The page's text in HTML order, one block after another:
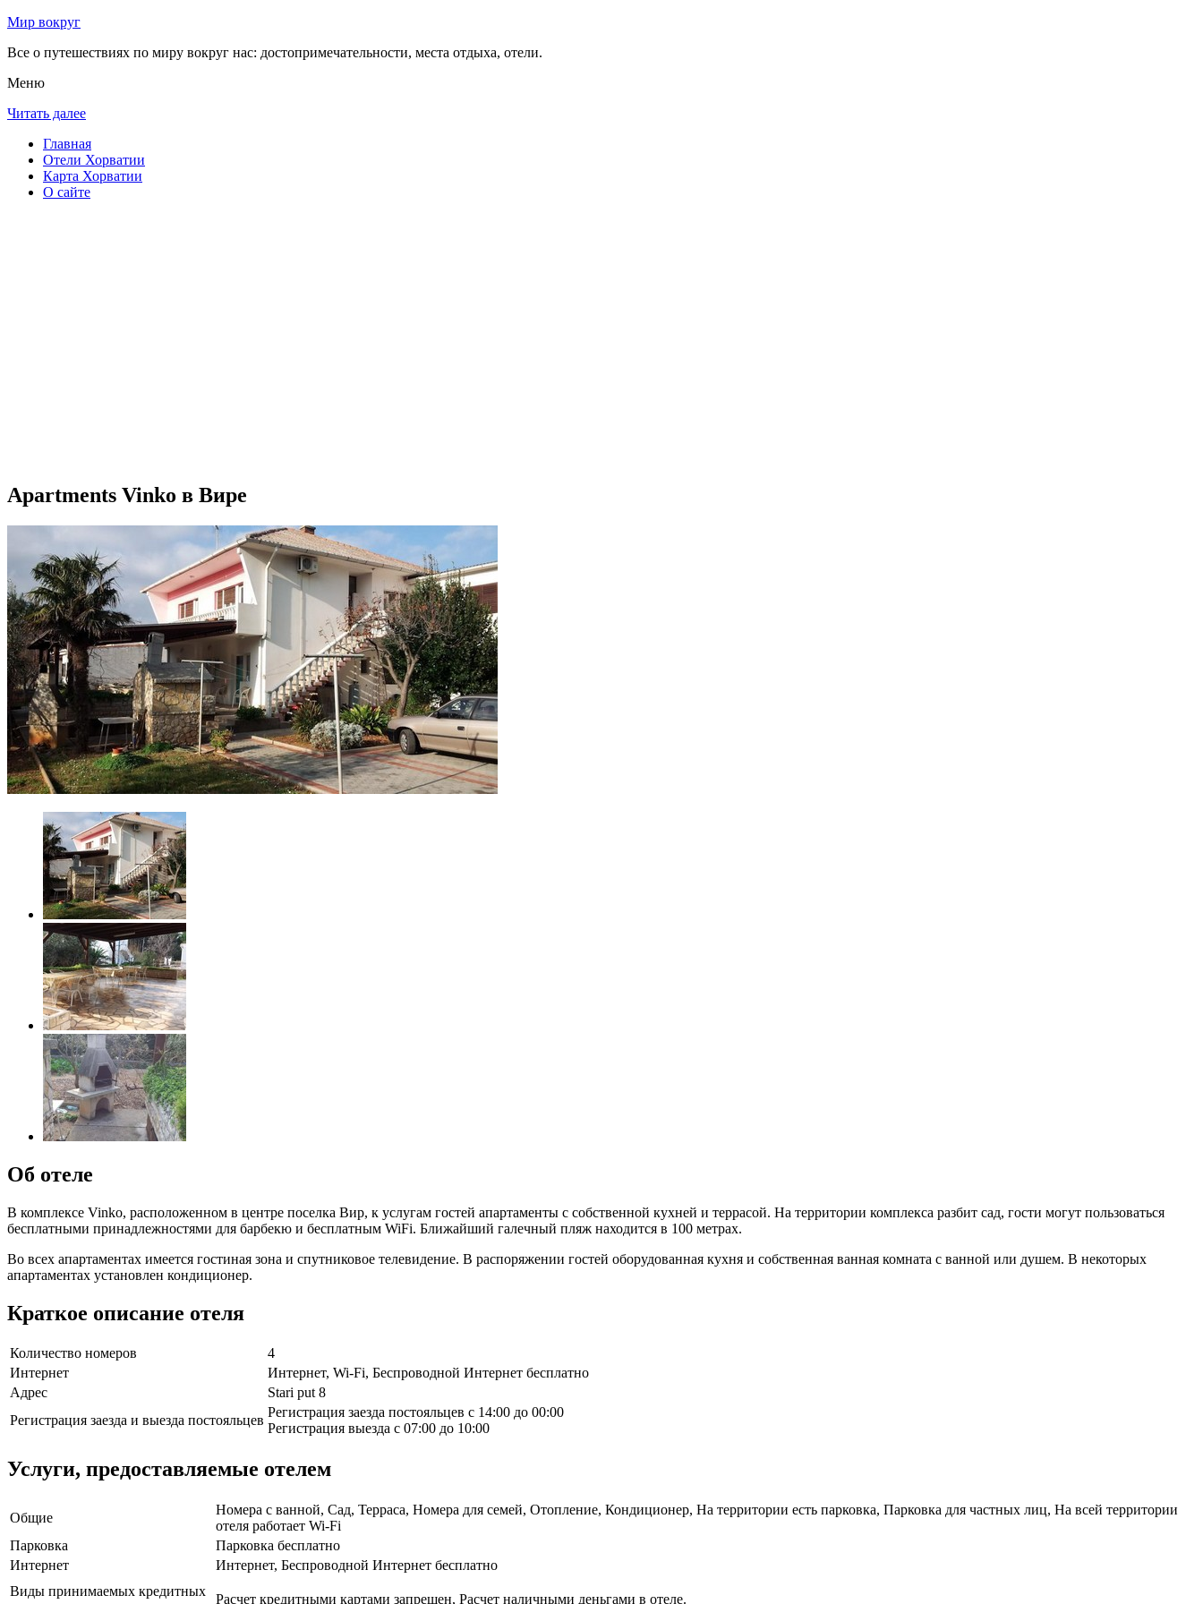
Мир вокруг
Все о путешествиях по миру вокруг нас: достопримечательности, места отдыха, отели.
Меню
Читать далее
Главная
Отели Хорватии
Карта Хорватии
О сайте
Apartments Vinko в Вире
Об отеле
В комплексе Vinko, расположенном в центре поселка Вир, к услугам гостей апартаменты с собственной кухней и террасой. На территории комплекса разбит сад, гости могут пользоваться
бесплатными принадлежностями для барбекю и бесплатным WiFi. Ближайший галечный пляж находится в 100 метрах.
Во всех апартаментах имеется гостиная зона и спутниковое телевидение. В распоряжении гостей оборудованная кухня и собственная ванная комната с ванной или душем. В некоторых
апартаментах установлен кондиционер.
Краткое описание отеля
Количество номеров
4
Интернет
Интернет, Wi-Fi, Беспроводной Интернет бесплатно
Адрес
Stari put 8
Регистрация заезда и выезда постояльцев
Регистрация заезда постояльцев с 14:00 до 00:00
Регистрация выезда с 07:00 до 10:00
Услуги, предоставляемые отелем
Общие
Номера с ванной, Сад, Терраса, Номера для семей, Отопление, Кондиционер, На территории есть парковка, Парковка для частных лиц, На всей территории
отеля работает Wi-Fi
Парковка
Парковка бесплатно
Интернет
Интернет, Беспроводной Интернет бесплатно
Виды принимаемых кредитных
Расчет кредитными картами запрещен, Расчет наличными деньгами в отеле.